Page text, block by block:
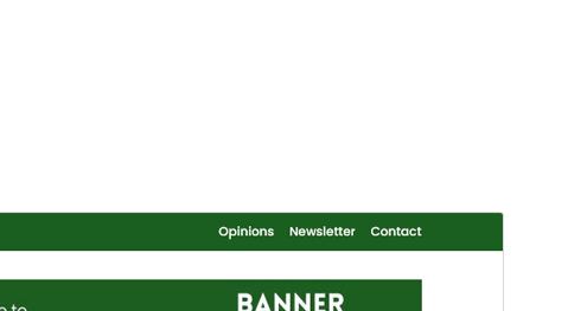
ရယူရန်
Color Magazine၏ အခင်းအကျင်း